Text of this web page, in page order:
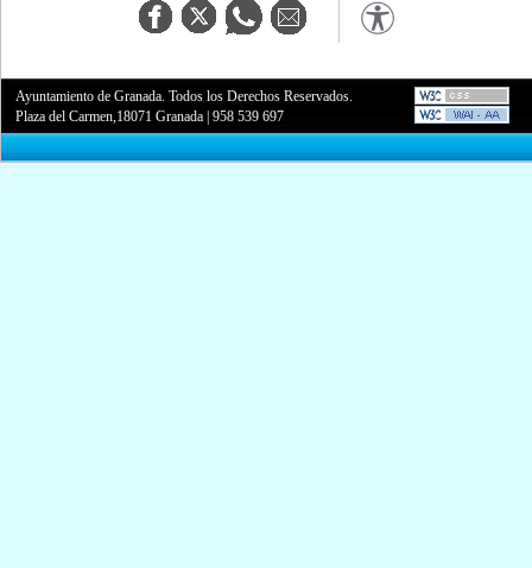
Ayuntamiento de Granada. Todos los Derechos Reservados.
Plaza del Carmen,18071 Granada |958 539 697